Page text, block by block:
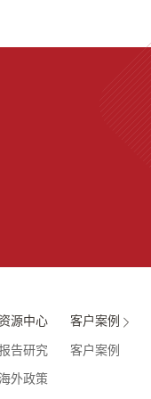
源中心
告研究
海外政策
客户案例
客户案例